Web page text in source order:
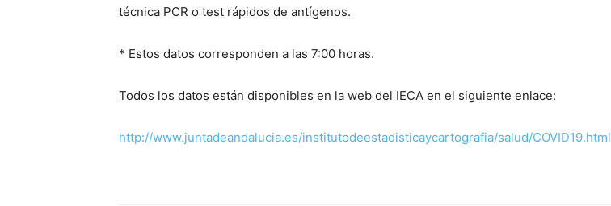
técnica PCR o test rápidos de antígenos.
* Estos datos corresponden a las 7:00 horas.
Todos los datos están disponibles en la web del IECA en el siguiente enlace:
http://www.juntadeandalucia.es/institutodeestadisticaycartografia/salud/COVID19.html